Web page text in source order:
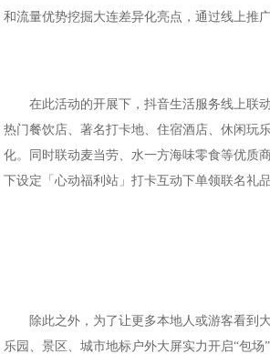
和流量优势挖掘大连差异化亮点，通过线上推
在此活动的开展下，抖音生活服务线上联
热门餐饮店、著名打卡地、住宿酒店、休闲玩
化。同时联动麦当劳、水一方海味零食等优质
下设定「心动福利站」打卡互动下单领联名礼
除此之外，为了让更多本地人或游客看到
乐园、景区、城市地标户外大屏实力开启“包